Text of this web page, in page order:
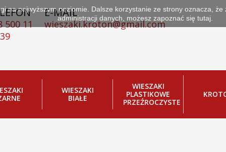
500 11
E-MAIL
wieszaki.kroton@gmail.com
WIESZAKI
BIAŁE
WIESZAKI
PLASTIKOWE
PRZEŹROCZYSTE
KUPUJĄ
na najwyższym poziomie. Dalsze korzystanie ze strony oznacza,
administracji danych, możesz zapoznać się tutaj.